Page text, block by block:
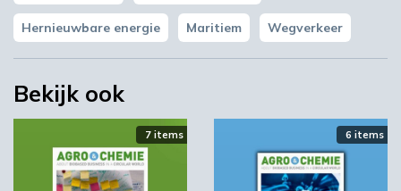
YPACK project gestart in Spanje
Hernieuwbare energie Maritiem Wegverkeer
Bekijk ook
7 items 6 items